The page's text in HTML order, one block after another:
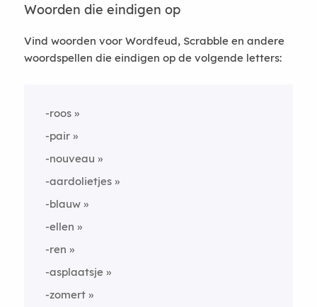
Woorden die eindigen op
Vind woorden voor Wordfeud, Scrabble en andere
woordspellen die eindigen op de volgende letters:
-roos
-pair
-nouveau
-aardolietjes
-blauw
-ellen
-ren
-asplaatsje
-zomert